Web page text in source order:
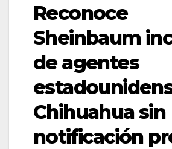
Reconoce
Sheinbaum
de agentes
Chihuahua sin
notificación